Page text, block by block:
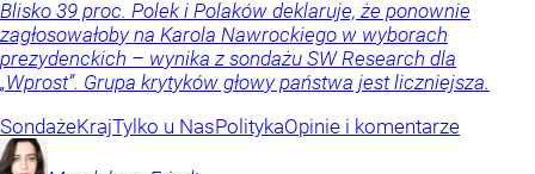
Blisko 39 proc. Polek i Polaków deklaruje, że ponownie
zagłosowałoby na Karola Nawrockiego w wyborach
prezydenckich – wynika z sondażu SW Research dla
„Wprost”. Grupa krytyków głowy państwa jest liczniejsza.
SondażeKrajTylko u NasPolitykaOpinie i komentarze